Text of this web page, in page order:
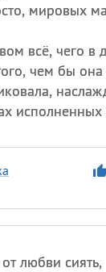
мировых
всё, чего в
чем бы она
исполненных
любви сиять,